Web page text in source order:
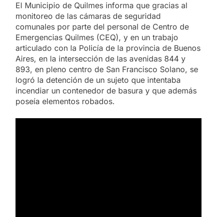
El Municipio de Quilmes informa que gracias al
monitoreo de las cámaras de seguridad
comunales por parte del personal de Centro de
Emergencias Quilmes (CEQ), y en un trabajo
articulado con la Policía de la provincia de Buenos
Aires, en la intersección de las avenidas 844 y
893, en pleno centro de San Francisco Solano, se
logró la detención de un sujeto que intentaba
incendiar un contenedor de basura y que además
poseía elementos robados.